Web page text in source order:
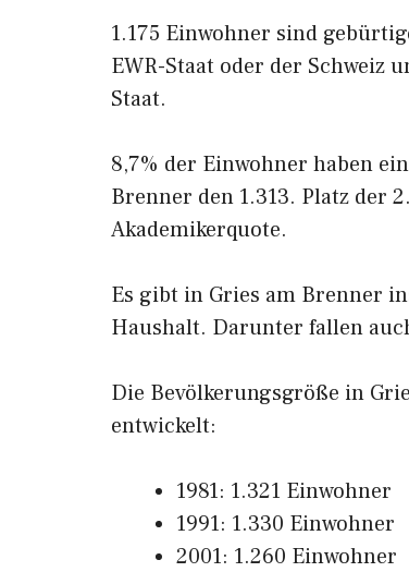
1.175 Einwohner sind
EWR-Staat oder der Schweiz
Staat.
8,7% der Einwohner haben
Brenner den 1.313. Platz der
Akademikerquote.
Es gibt in Gries am Brenner
Haushalt. Darunter fallen
Die Bevölkerungsgröße in
entwickelt:
1981: 1.321 Einwohner
1991: 1.330 Einwohner
2001: 1.260 Einwohner